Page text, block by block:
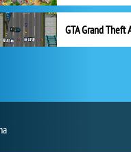
GTA Grand Theft